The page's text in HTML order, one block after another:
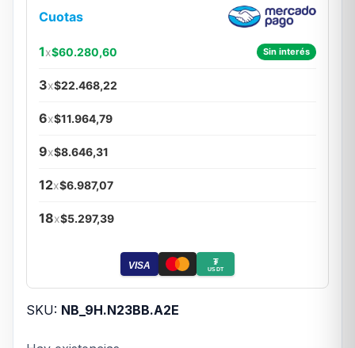
Cuotas
1x$60.280,60 Sin interés
3x$22.468,22
6x$11.964,79
9x$8.646,31
12x$6.987,07
18x$5.297,39
VISA ₮
USDT
SKU: NB_9H.N23BB.A2E